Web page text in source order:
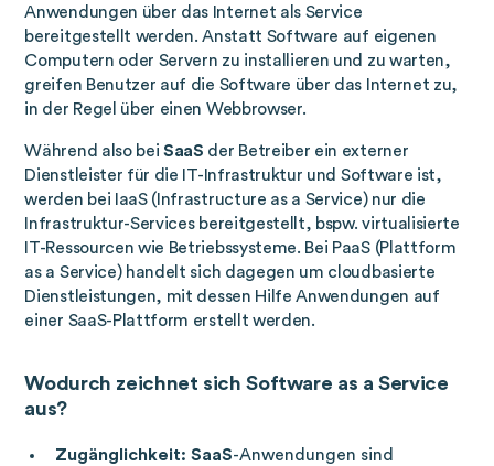
Anwendungen über das Internet als Service
bereitgestellt werden. Anstatt Software auf eigenen
Computern oder Servern zu installieren und zu warten,
greifen Benutzer auf die Software über das Internet zu,
in der Regel über einen Webbrowser.
Während also beiSaaS der Betreiber ein externer
Dienstleister für die IT-Infrastruktur und Software ist,
werden bei IaaS (Infrastructure as a Service) nur die
Infrastruktur-Services bereitgestellt, bspw. virtualisierte
IT-Ressourcen wie Betriebssysteme. Bei PaaS (Plattform
as a Service) handelt sich dagegen um cloudbasierte
Dienstleistungen, mit dessen Hilfe Anwendungen auf
einer SaaS-Plattform erstellt werden.
Wodurch zeichnet sich Software as a Service
aus?
Zugänglichkeit: SaaS-Anwendungen sind